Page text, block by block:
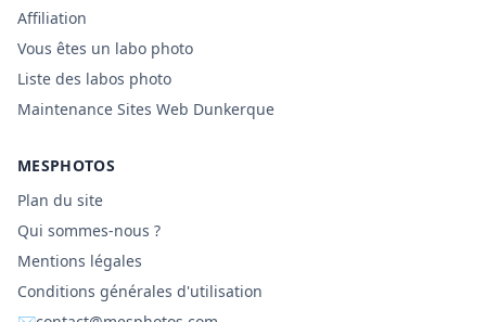
Affiliation
Vous êtes un labo photo
Liste des labos photo
Maintenance Sites Web Dunkerque
MESPHOTOS
Plan du site
Qui sommes-nous ?
Mentions légales
Conditions générales d'utilisation